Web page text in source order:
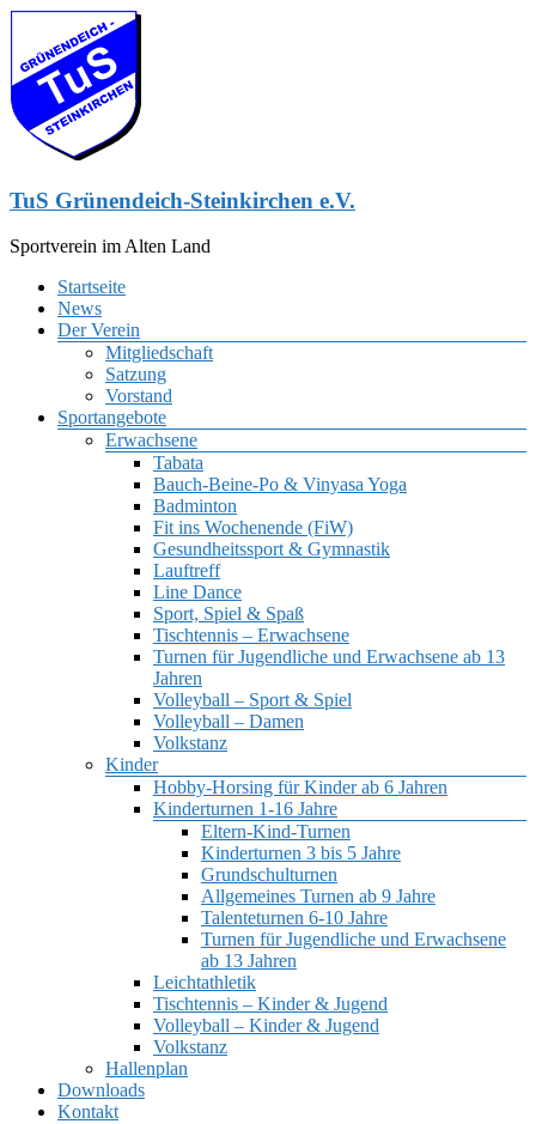
Zum
springen
TuS Grünendeich-Steinkirchen e.V.
Sportverein im Alten Land
Menü
Startseite
News
Der Verein
Mitgliedschaft
Satzung
Vorstand
Sportangebote
Erwachsene
Tabata
Bauch-Beine-Po & Vinyasa Yoga
Badminton
Fit ins Wochenende (FiW)
Gesundheitssport & Gymnastik
Lauftreff
Line Dance
Sport, Spiel & Spaß
Tischtennis – Erwachsene
Turnen für Jugendliche und Erwachsene ab 13
Jahren
Volleyball – Sport & Spiel
Volleyball – Damen
Volkstanz
Kinder
Hobby-Horsing für Kinder ab 6 Jahren
Kinderturnen 1-16 Jahre
Eltern-Kind-Turnen
Kinderturnen 3 bis 5 Jahre
Grundschulturnen
Allgemeines Turnen ab 9 Jahre
Talenteturnen 6-10 Jahre
Turnen für Jugendliche und Erwachsene
ab 13 Jahren
Leichtathletik
Tischtennis – Kinder & Jugend
Volleyball – Kinder & Jugend
Volkstanz
Hallenplan
Downloads
Kontakt